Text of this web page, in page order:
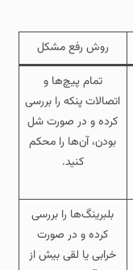
روش رفع مشکل
تمام پیچ‌ها و
اتصالات پنکه را بررسی
کرده و در صورت شل
بودن، آن‌ها را محکم
کنید.
بلبرینگ‌ها را بررسی
کرده و در صورت
خرابی یا لقی بیش از